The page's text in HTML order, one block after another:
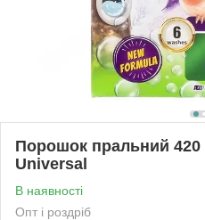
Порошок пральний
Universal
В наявності
Опт і роздріб